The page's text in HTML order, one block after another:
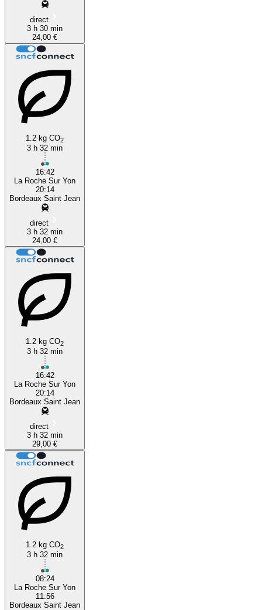
direct
3 h 30 min
24,00 €
1.2 kg CO2
3 h 32 min
16:42
La Roche Sur Yon
20:14
Bordeaux Saint Jean
direct
3 h 32 min
24,00 €
1.2 kg CO2
3 h 32 min
16:42
La Roche Sur Yon
20:14
Bordeaux Saint Jean
direct
3 h 32 min
29,00 €
1.2 kg CO2
3 h 32 min
08:24
La Roche Sur Yon
11:56
Bordeaux Saint Jean